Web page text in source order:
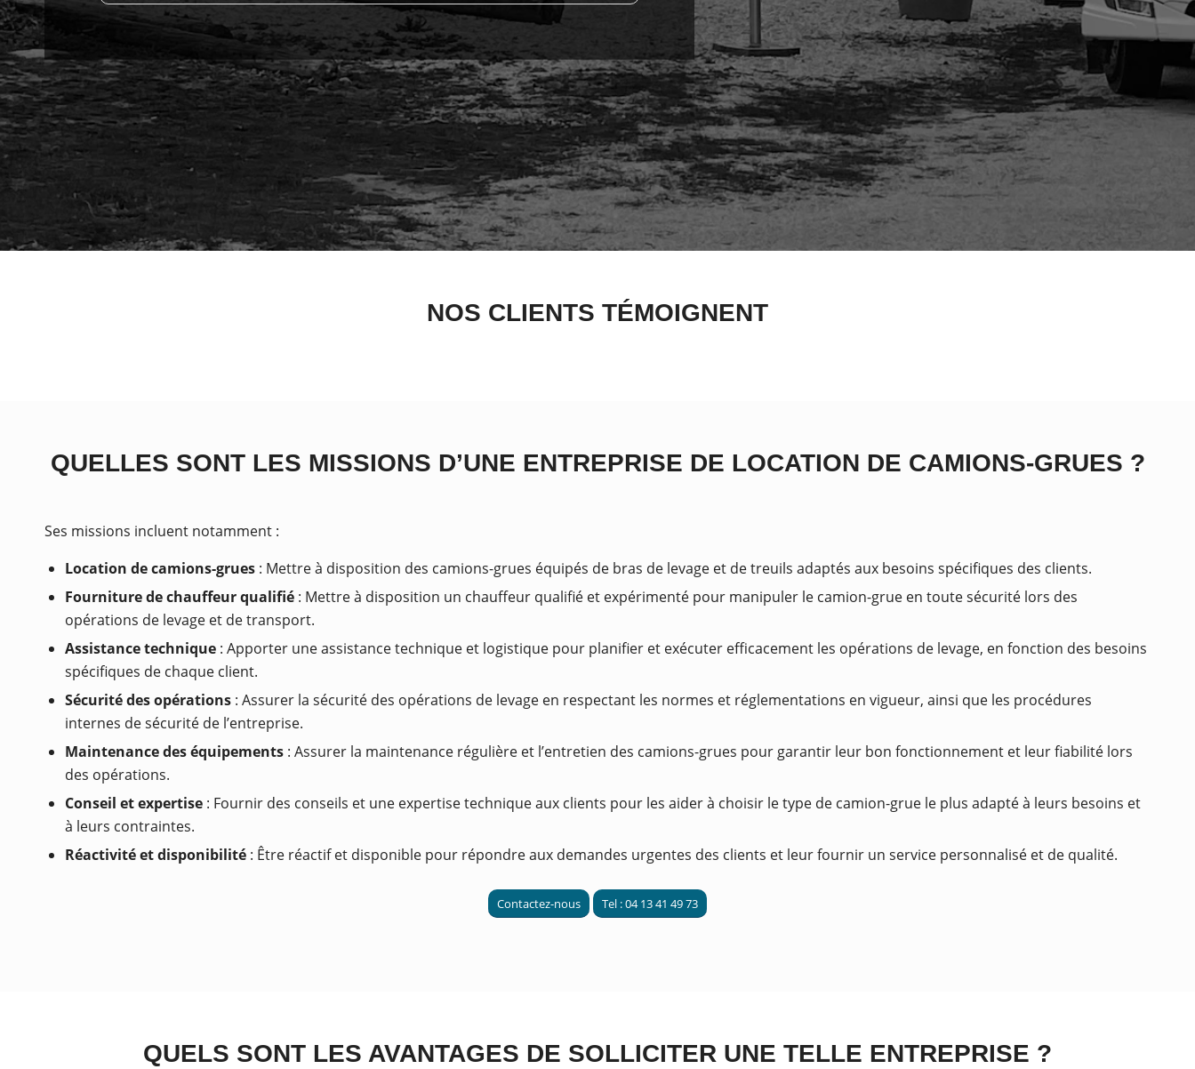
NOS CLIENTS TÉMOIGNENT
QUELLES SONT LES MISSIONS D’UNE ENTREPRISE DE LOCATION DE CAMIONS-GRUES ?
Ses missions incluent notamment :
Location de camions-grues : Mettre à disposition des camions-grues équipés de bras de levage et de treuils adaptés aux besoins spécifiques des clients.
Fourniture de chauffeur qualifié : Mettre à disposition un chauffeur qualifié et expérimenté pour manipuler le camion-grue en toute sécurité lors des
opérations de levage et de transport.
Assistance technique : Apporter une assistance technique et logistique pour planifier et exécuter efficacement les opérations de levage, en fonction des besoins
spécifiques de chaque client.
Sécurité des opérations : Assurer la sécurité des opérations de levage en respectant les normes et réglementations en vigueur, ainsi que les procédures
internes de sécurité de l’entreprise.
Maintenance des équipements : Assurer la maintenance régulière et l’entretien des camions-grues pour garantir leur bon fonctionnement et leur fiabilité lors
des opérations.
Conseil et expertise : Fournir des conseils et une expertise technique aux clients pour les aider à choisir le type de camion-grue le plus adapté à leurs besoins et
à leurs contraintes.
Réactivité et disponibilité : Être réactif et disponible pour répondre aux demandes urgentes des clients et leur fournir un service personnalisé et de qualité.
Contactez-nous Tel : 04 13 41 49 73
QUELS SONT LES AVANTAGES DE SOLLICITER UNE TELLE ENTREPRISE ?